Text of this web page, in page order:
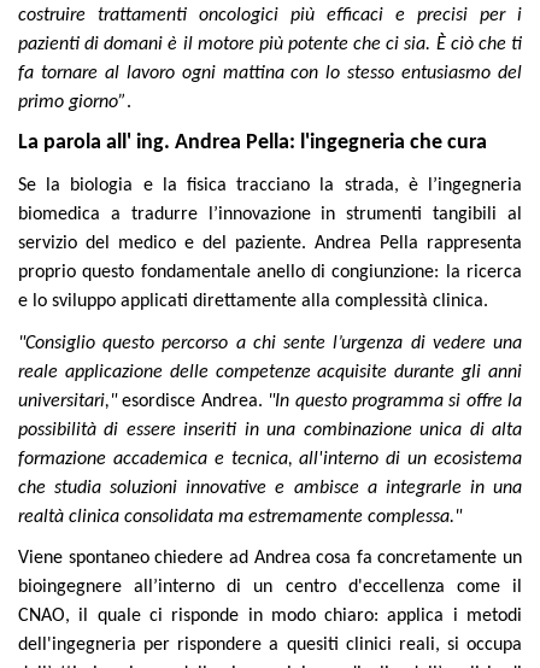
costruire trattamenti oncologici più efficaci e precisi per i
pazienti di domani è il motore più potente che ci sia. È ciò che ti
fa tornare al lavoro ogni mattina con lo stesso entusiasmo del
primo giorno”.
La parola all' ing. Andrea Pella: l'ingegneria che cura
Se la biologia e la fisica tracciano la strada, è l’ingegneria
biomedica a tradurre l’innovazione in strumenti tangibili al
servizio del medico e del paziente. Andrea Pella rappresenta
proprio questo fondamentale anello di congiunzione: la ricerca
e lo sviluppo applicati direttamente alla complessità clinica.
"Consiglio questo percorso a chi sente l’urgenza di vedere una
reale applicazione delle competenze acquisite durante gli anni
universitari,"esordisce Andrea. "In questo programma si offre la
possibilità di essere inseriti in una combinazione unica di alta
formazione accademica e tecnica, all'interno di un ecosistema
che studia soluzioni innovative e ambisce a integrarle in una
realtà clinica consolidata ma estremamente complessa."
Viene spontaneo chiedere ad Andrea cosa fa concretamente un
bioingegnere all’interno di un centro d'eccellenza come il
CNAO, il quale ci risponde in modo chiaro: applica i metodi
dell'ingegneria per rispondere a quesiti clinici reali, si occupa